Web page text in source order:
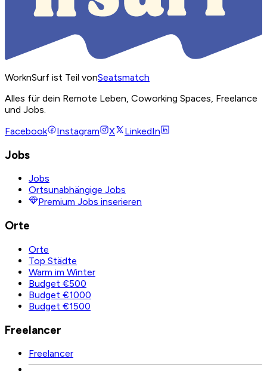
WorknSurf ist Teil vonSeatsmatch
Alles für dein Remote Leben, Coworking Spaces, Freelance
und Jobs.
Facebook
Instagram X LinkedIn
Jobs
Jobs
Ortsunabhängige Jobs
Premium Jobs inserieren
Orte
Orte
Top Städte
Warm im Winter
Budget €500
Budget €1000
Budget €1500
Freelancer
Freelancer